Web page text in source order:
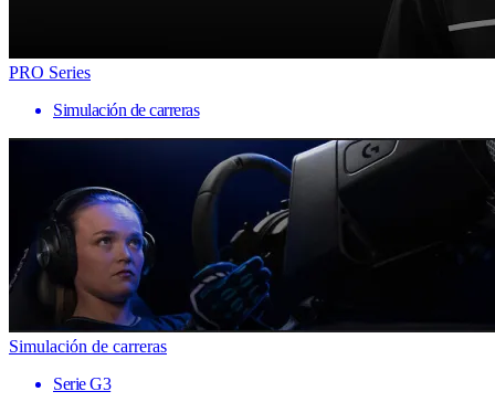
PRO Series
Simulación de carreras
Simulación de carreras
Serie G3